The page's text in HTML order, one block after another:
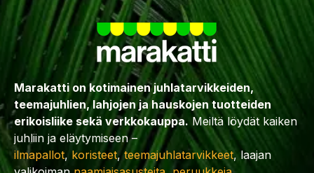
Marakatti on kotimainen juhlatarvikkeiden,
teemajuhlien, lahjojen ja hauskojen tuotteiden
erikoisliike sekä verkkokauppa. Meiltä löydät kaiken
juhliin ja eläytymiseen –
ilmapallot, koristeet,teemajuhlatarvikkeet, laajan